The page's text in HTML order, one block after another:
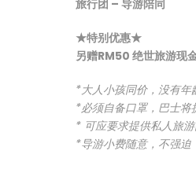
旅行团 – 导游陪同
★特别优惠★
另赠RM50 绝世旅游现
*大人小孩同价，没有年
*必须自备口罩，巴士将
* 可应要求提供私人旅
*导游小费随意，不强迫